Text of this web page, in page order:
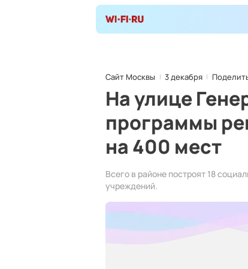
Сайт Москвы 3 декабря
На улице
программы
на 400 мест
Всего в районе построят 18
учреждений.